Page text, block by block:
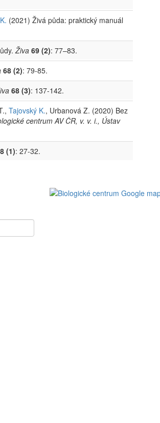
(2021) Živá půda: praktický manuál
Živa 69 (2): 77–83.
68 (2): 79-85.
68 (3): 137-142.
Tajovský K., Urbanová Z. (2020) Bez
centrum AV ČR, v. v. i., Ústav
(1): 27-32.